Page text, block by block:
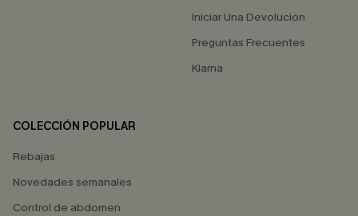
Iniciar Una Devolución
Preguntas Frecuentes
Klarna
COLECCIÓN POPULAR
Rebajas
Novedades semanales
Control de abdomen